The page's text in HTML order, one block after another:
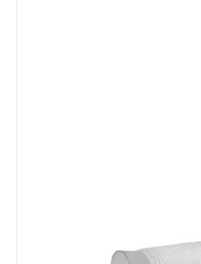
návnadu přímo na
tlouk, které
vnadící směsí. PVA
úměrném teplotě
směs v
výrazně zvýší její
Upozornění: PVA
manipulujte s nimi
nedošlo k jejich
parametry: Průměr:
rozpustnosti: cca